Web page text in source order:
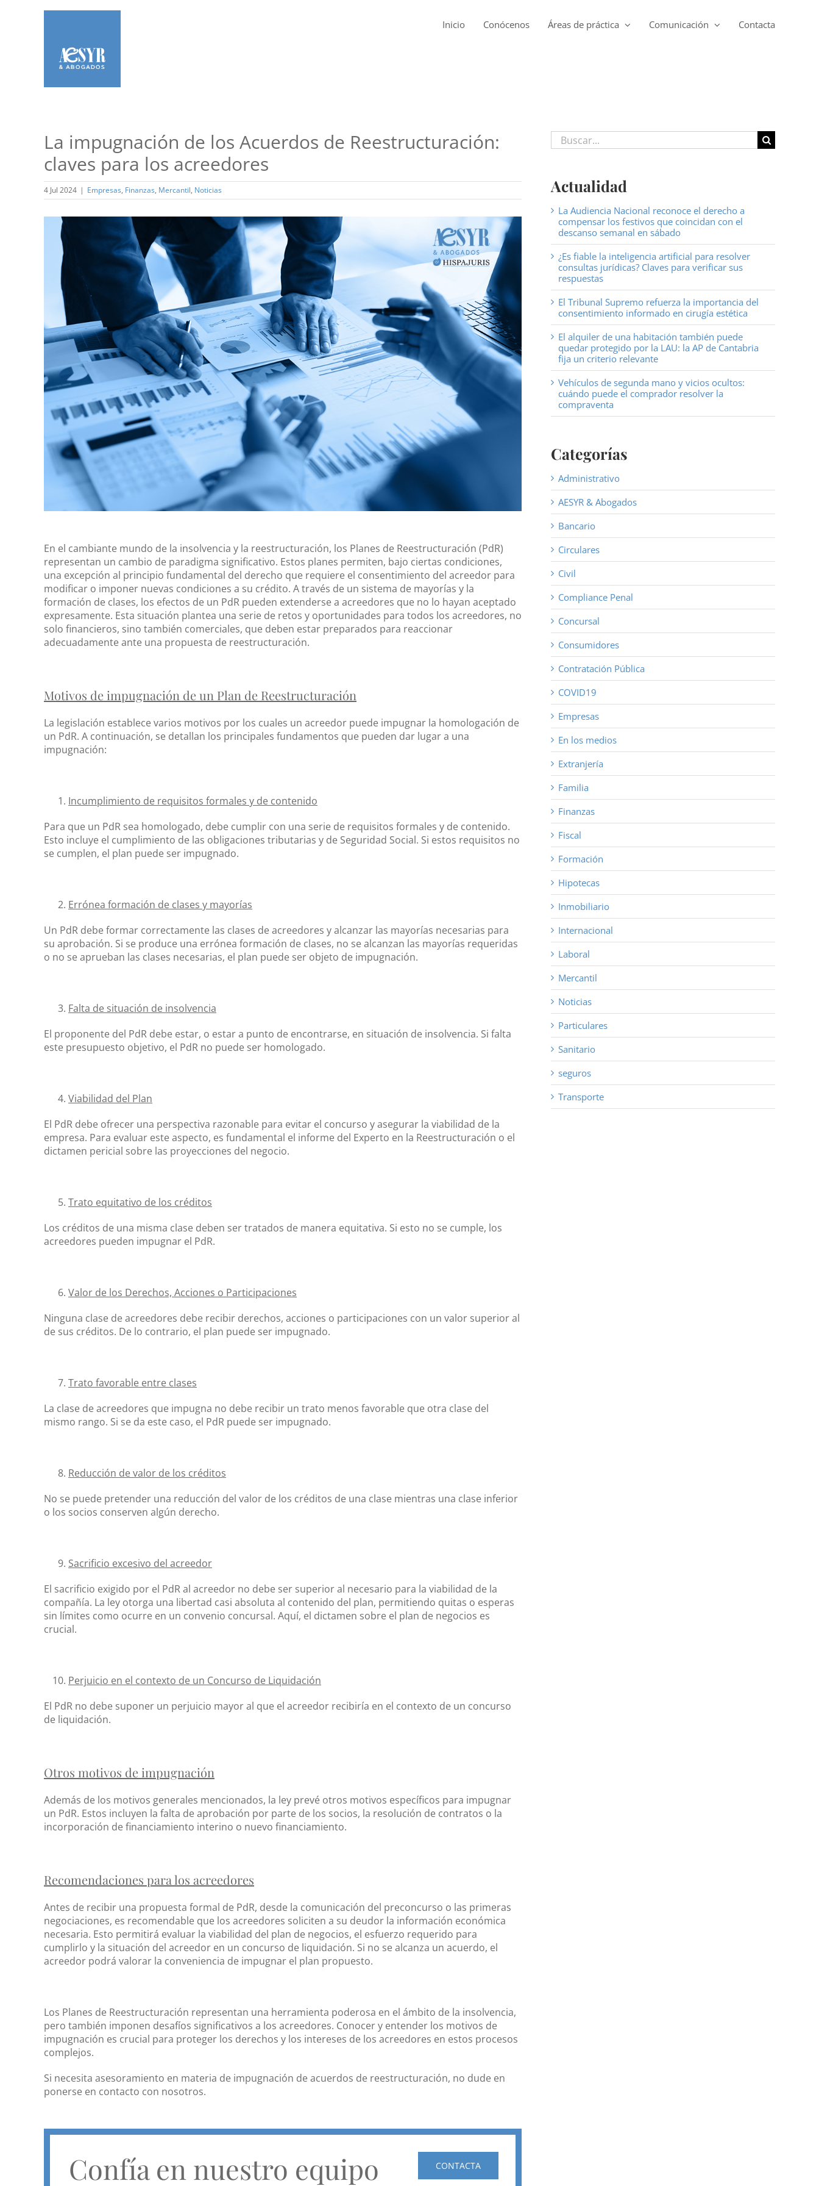
Inicio Conócenos Áreas de práctica Comunicación Contacta
La impugnación de los Acuerdos de Reestructuración:
claves para los acreedores
4 Jul 2024 | Empresas, Finanzas, Mercantil, Noticias
imagen
grande
En el cambiante mundo de la insolvencia y la reestructuración, los Planes de Reestructuración (PdR)
representan un cambio de paradigma significativo. Estos planes permiten, bajo ciertas condiciones,
una excepción al principio fundamental del derecho que requiere el consentimiento del acreedor para
modificar o imponer nuevas condiciones a su crédito. A través de un sistema de mayorías y la
formación de clases, los efectos de un PdR pueden extenderse a acreedores que no lo hayan aceptado
expresamente. Esta situación plantea una serie de retos y oportunidades para todos los acreedores, no
solo financieros, sino también comerciales, que deben estar preparados para reaccionar
adecuadamente ante una propuesta de reestructuración.
Motivos de impugnación de un Plan de Reestructuración
La legislación establece varios motivos por los cuales un acreedor puede impugnar la homologación de
un PdR. A continuación, se detallan los principales fundamentos que pueden dar lugar a una
impugnación:
Incumplimiento de requisitos formales y de contenido
Para que un PdR sea homologado, debe cumplir con una serie de requisitos formales y de contenido.
Esto incluye el cumplimiento de las obligaciones tributarias y de Seguridad Social. Si estos requisitos no
se cumplen, el plan puede ser impugnado.
Errónea formación de clases y mayorías
Un PdR debe formar correctamente las clases de acreedores y alcanzar las mayorías necesarias para
su aprobación. Si se produce una errónea formación de clases, no se alcanzan las mayorías requeridas
o no se aprueban las clases necesarias, el plan puede ser objeto de impugnación.
Falta de situación de insolvencia
El proponente del PdR debe estar, o estar a punto de encontrarse, en situación de insolvencia. Si falta
este presupuesto objetivo, el PdR no puede ser homologado.
Viabilidad del Plan
El PdR debe ofrecer una perspectiva razonable para evitar el concurso y asegurar la viabilidad de la
empresa. Para evaluar este aspecto, es fundamental el informe del Experto en la Reestructuración o el
dictamen pericial sobre las proyecciones del negocio.
Trato equitativo de los créditos
Los créditos de una misma clase deben ser tratados de manera equitativa. Si esto no se cumple, los
acreedores pueden impugnar el PdR.
Valor de los Derechos, Acciones o Participaciones
Ninguna clase de acreedores debe recibir derechos, acciones o participaciones con un valor superior al
de sus créditos. De lo contrario, el plan puede ser impugnado.
Trato favorable entre clases
La clase de acreedores que impugna no debe recibir un trato menos favorable que otra clase del
mismo rango. Si se da este caso, el PdR puede ser impugnado.
Reducción de valor de los créditos
No se puede pretender una reducción del valor de los créditos de una clase mientras una clase inferior
o los socios conserven algún derecho.
Sacrificio excesivo del acreedor
El sacrificio exigido por el PdR al acreedor no debe ser superior al necesario para la viabilidad de la
compañía. La ley otorga una libertad casi absoluta al contenido del plan, permitiendo quitas o esperas
sin límites como ocurre en un convenio concursal. Aquí, el dictamen sobre el plan de negocios es
crucial.
Perjuicio en el contexto de un Concurso de Liquidación
El PdR no debe suponer un perjuicio mayor al que el acreedor recibiría en el contexto de un concurso
de liquidación.
Otros motivos de impugnación
Además de los motivos generales mencionados, la ley prevé otros motivos específicos para impugnar
un PdR. Estos incluyen la falta de aprobación por parte de los socios, la resolución de contratos o la
incorporación de financiamiento interino o nuevo financiamiento.
Recomendaciones para los acreedores
Antes de recibir una propuesta formal de PdR, desde la comunicación del preconcurso o las primeras
negociaciones, es recomendable que los acreedores soliciten a su deudor la información económica
necesaria. Esto permitirá evaluar la viabilidad del plan de negocios, el esfuerzo requerido para
cumplirlo y la situación del acreedor en un concurso de liquidación. Si no se alcanza un acuerdo, el
acreedor podrá valorar la conveniencia de impugnar el plan propuesto.
Los Planes de Reestructuración representan una herramienta poderosa en el ámbito de la insolvencia,
pero también imponen desafíos significativos a los acreedores. Conocer y entender los motivos de
impugnación es crucial para proteger los derechos y los intereses de los acreedores en estos procesos
complejos.
Si necesita asesoramiento en materia de impugnación de acuerdos de reestructuración, no dude en
ponerse en contacto con nosotros.
CONTACTA
Confía en nuestro equipo
Buscar:
Actualidad
La Audiencia Nacional reconoce el derecho a
compensar los festivos que coincidan con el
descanso semanal en sábado
¿Es fiable la inteligencia artificial para resolver
consultas jurídicas? Claves para verificar sus
respuestas
El Tribunal Supremo refuerza la importancia del
consentimiento informado en cirugía estética
El alquiler de una habitación también puede
quedar protegido por la LAU: la AP de Cantabria
fija un criterio relevante
Vehículos de segunda mano y vicios ocultos:
cuándo puede el comprador resolver la
compraventa
Categorías
Administrativo
AESYR & Abogados
Bancario
Circulares
Civil
Compliance Penal
Concursal
Consumidores
Contratación Pública
COVID19
Empresas
En los medios
Extranjería
Familia
Finanzas
Fiscal
Formación
Hipotecas
Inmobiliario
Internacional
Laboral
Mercantil
Noticias
Particulares
Sanitario
seguros
Transporte